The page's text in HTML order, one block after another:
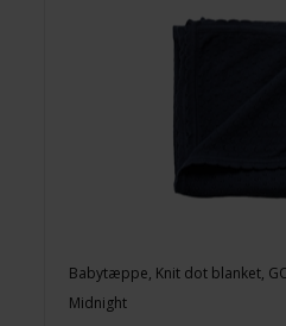
Babytæppe, Knit dot blanket,
Midnight